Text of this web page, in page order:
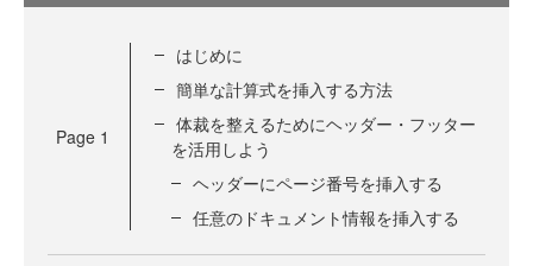
Page 1
はじめに
簡単な計算式を挿入する方法
体裁を整えるためにヘッダー・フッター
を活用しよう
ヘッダーにページ番号を挿入する
任意のドキュメント情報を挿入する